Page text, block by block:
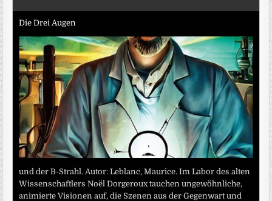
Die Drei Augen
und der B-Strahl. Autor: Leblanc, Maurice. Im Labor des alten
Wissenschaftlers Noël Dorgeroux tauchen ungewöhnliche,
animierte Visionen auf, die Szenen aus der Gegenwart und